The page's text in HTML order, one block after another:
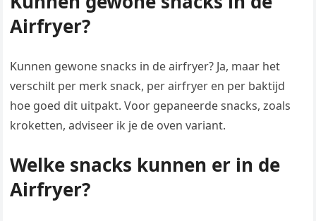
Airfryer?
Kunnen gewone snacks in de airfryer? Ja, maar het
verschilt per merk snack, per airfryer en per baktijd
hoe goed dit uitpakt. Voor gepaneerde snacks, zoals
kroketten, adviseer ik je de oven variant.
Welke snacks kunnen er in de
Airfryer?